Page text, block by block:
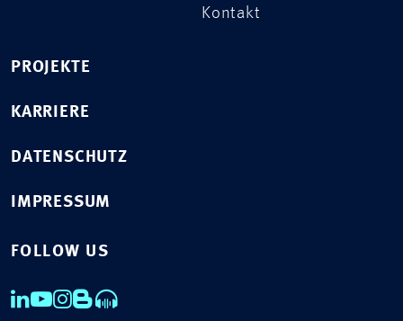
Kontakt
PROJEKTE
KARRIERE
DATENSCHUTZ
IMPRESSUM
FOLLOW US